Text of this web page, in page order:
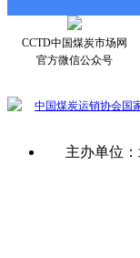
CCTD中国煤炭市场网
官方微信公众号
中国煤炭运销协会国
主办单位：